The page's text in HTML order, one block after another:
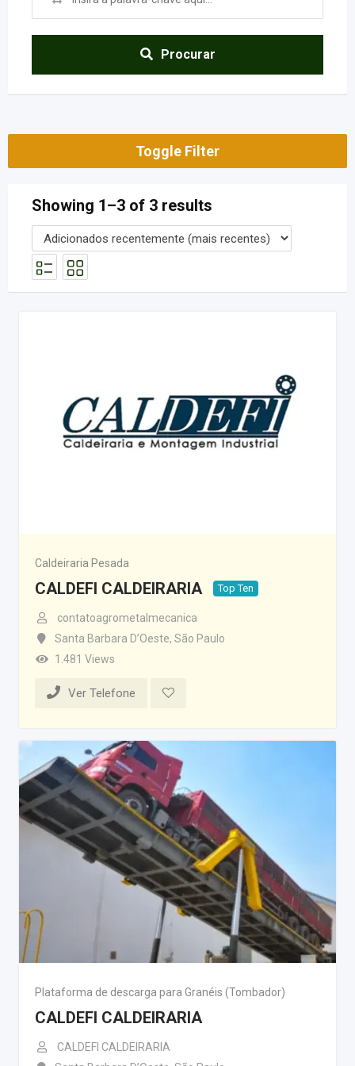
Procurar
Toggle Filter
Showing 1–3 of 3 results
Caldeiraria Pesada
CALDEFI CALDEIRARIA Top Ten
contatoagrometalmecanica
Santa Barbara D’Oeste, São Paulo
1.481 Views
Ver Telefone
Plataforma de descarga para Granéis (Tombador)
CALDEFI CALDEIRARIA
CALDEFI CALDEIRARIA